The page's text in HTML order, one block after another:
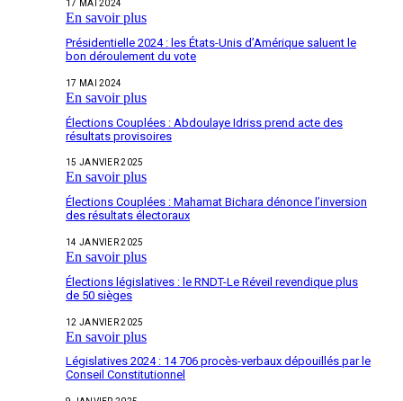
17 MAI 2024
En savoir plus
Présidentielle 2024 : les États-Unis d’Amérique saluent le
bon déroulement du vote
17 MAI 2024
En savoir plus
Élections Couplées : Abdoulaye Idriss prend acte des
résultats provisoires
15 JANVIER 2025
En savoir plus
Élections Couplées : Mahamat Bichara dénonce l’inversion
des résultats électoraux
14 JANVIER 2025
En savoir plus
Élections législatives : le RNDT-Le Réveil revendique plus
de 50 sièges
12 JANVIER 2025
En savoir plus
Législatives 2024 : 14 706 procès-verbaux dépouillés par le
Conseil Constitutionnel